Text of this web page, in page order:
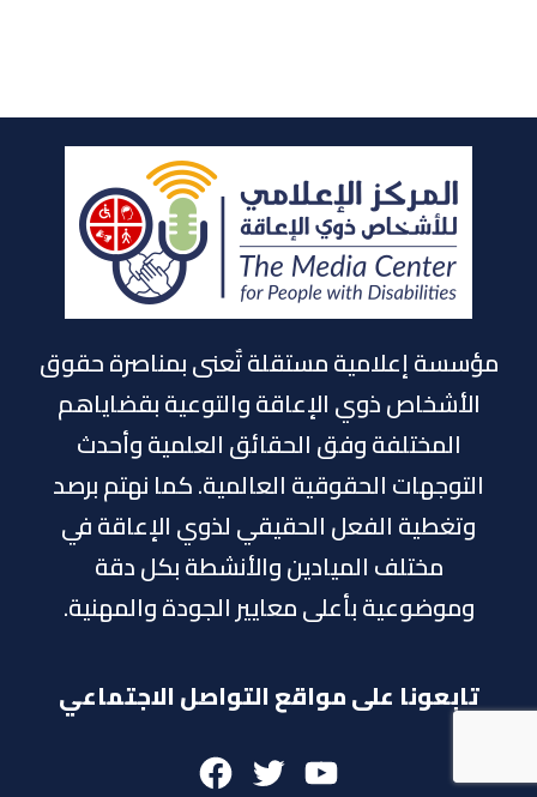
مؤسسة إعلامية مستقلة تٌعنى بمناصرة حقوق
الأشخاص ذوي الإعاقة والتوعية بقضاياهم
المختلفة وفق الحقائق العلمية وأحدث
التوجهات الحقوقية العالمية. كما نهتم برصد
وتغطية الفعل الحقيقي لذوي الإعاقة في
مختلف الميادين والأنشطة بكل دقة
وموضوعية بأعلى معايير الجودة والمهنية.
تابعونا على مواقع التواصل الاجتماعي